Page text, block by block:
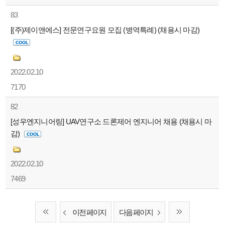
83
[(주)제이앤에스] 전문연구요원 모집 (병역특례) (채용시 마감)
2022.02.10
7170
82
[성우엔지니어링] UAV연구소 드론제어 엔지니어 채용 (채용시 마
감)
2022.02.10
7469
이전 페이지 다음 페이지